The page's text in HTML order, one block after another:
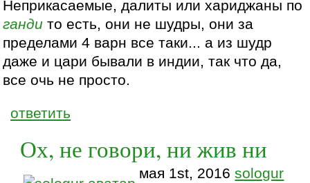
Неприкасаемые, далиты или хариджаны по
ганди то есть, они не шудры, они за
пределами 4 варн все таки... а из шудр
даже и цари бывали в индии, так что да,
все очь не просто.
ответить
Ох, не говори, ни жив ни
мая 1st, 2016sologur